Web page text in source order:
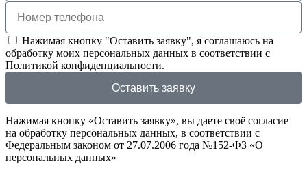
Нажимая кнопку "Оставить заявку", я соглашаюсь на
обработку моих персональных данных в соответствии с
Политикой конфиденциальности.
Оставить заявку
Нажимая кнопку «Оставить заявку», вы даете своё согласие
на обработку персональных данных, в соответствии с
Федеральным законом от 27.07.2006 года №152-ФЗ «О
персональных данных»